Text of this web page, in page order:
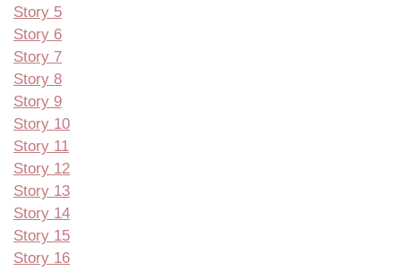
Story 5
Story 6
Story 7
Story 8
Story 9
Story 10
Story 11
Story 12
Story 13
Story 14
Story 15
Story 16